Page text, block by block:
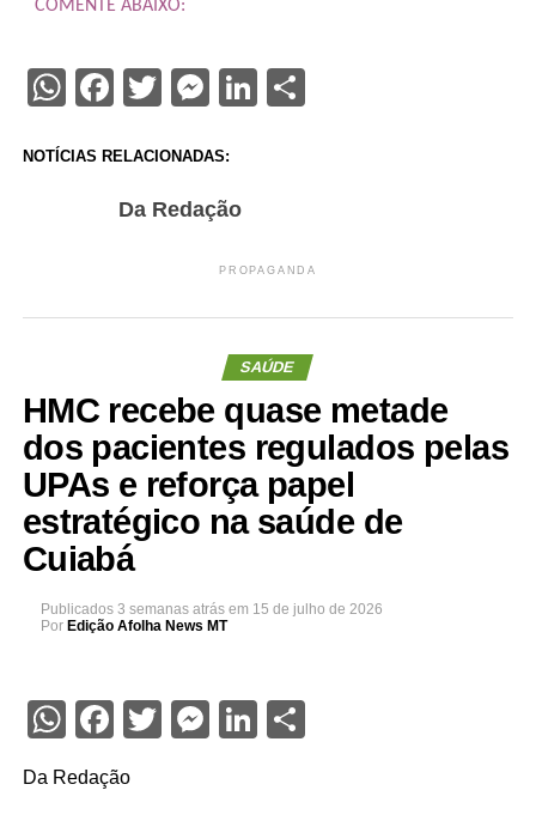
COMENTE ABAIXO:
WhatsApp
Facebook
Twitter
Messenger
LinkedIn
Share
NOTÍCIAS RELACIONADAS:
Da Redação
PROPAGANDA
SAÚDE
HMC recebe quase metade
dos pacientes regulados pelas
UPAs e reforça papel
estratégico na saúde de
Cuiabá
Publicados 3 semanas atrás em 15 de julho de 2026
Por Edição Afolha News MT
WhatsApp
Facebook
Twitter
Messenger
LinkedIn
Share
Da Redação